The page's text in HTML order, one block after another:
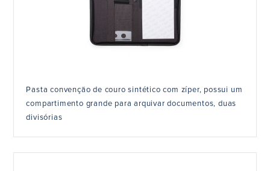
Pasta convenção de couro sintético com zíper, possui um
compartimento grande para arquivar documentos, duas
divisórias